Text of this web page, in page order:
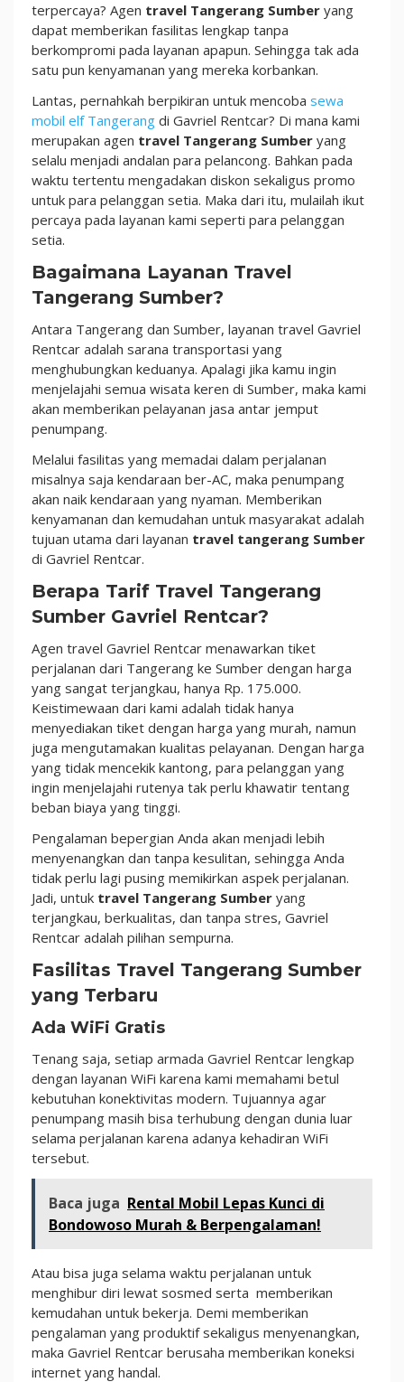
Senyum
terpercaya? Agen travel Tangerang Sumber yang
dapat memberikan fasilitas lengkap tanpa
berkompromi pada layanan apapun. Sehingga tak ada
satu pun kenyamanan yang mereka korbankan.
Lantas, pernahkah berpikiran untuk mencoba sewa
mobil elf Tangerang di Gavriel Rentcar? Di mana kami
merupakan agen travel Tangerang Sumber yang
selalu menjadi andalan para pelancong. Bahkan pada
waktu tertentu mengadakan diskon sekaligus promo
untuk para pelanggan setia. Maka dari itu, mulailah ikut
percaya pada layanan kami seperti para pelanggan
setia.
Bagaimana Layanan Travel
Tangerang Sumber?
Antara Tangerang dan Sumber, layanan travel Gavriel
Rentcar adalah sarana transportasi yang
menghubungkan keduanya. Apalagi jika kamu ingin
menjelajahi semua wisata keren di Sumber, maka kami
akan memberikan pelayanan jasa antar jemput
penumpang.
Melalui fasilitas yang memadai dalam perjalanan
misalnya saja kendaraan ber-AC, maka penumpang
akan naik kendaraan yang nyaman. Memberikan
kenyamanan dan kemudahan untuk masyarakat adalah
tujuan utama dari layanan travel tangerang Sumber
di Gavriel Rentcar.
Berapa Tarif Travel Tangerang
Sumber Gavriel Rentcar?
Agen travel Gavriel Rentcar menawarkan tiket
perjalanan dari Tangerang ke Sumber dengan harga
yang sangat terjangkau, hanya Rp. 175.000.
Keistimewaan dari kami adalah tidak hanya
menyediakan tiket dengan harga yang murah, namun
juga mengutamakan kualitas pelayanan. Dengan harga
yang tidak mencekik kantong, para pelanggan yang
ingin menjelajahi rutenya tak perlu khawatir tentang
beban biaya yang tinggi.
Pengalaman bepergian Anda akan menjadi lebih
menyenangkan dan tanpa kesulitan, sehingga Anda
tidak perlu lagi pusing memikirkan aspek perjalanan.
Jadi, untuk travel Tangerang Sumber yang
terjangkau, berkualitas, dan tanpa stres, Gavriel
Rentcar adalah pilihan sempurna.
Fasilitas Travel Tangerang Sumber
yang Terbaru
Ada WiFi Gratis
Tenang saja, setiap armada Gavriel Rentcar lengkap
dengan layanan WiFi karena kami memahami betul
kebutuhan konektivitas modern. Tujuannya agar
penumpang masih bisa terhubung dengan dunia luar
selama perjalanan karena adanya kehadiran WiFi
tersebut.
Baca juga Rental Mobil Lepas Kunci di
Bondowoso Murah & Berpengalaman!
Atau bisa juga selama waktu perjalanan untuk
menghibur diri lewat sosmed serta memberikan
kemudahan untuk bekerja. Demi memberikan
pengalaman yang produktif sekaligus menyenangkan,
maka Gavriel Rentcar berusaha memberikan koneksi
internet yang handal.